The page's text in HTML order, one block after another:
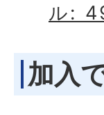
ル:
加入